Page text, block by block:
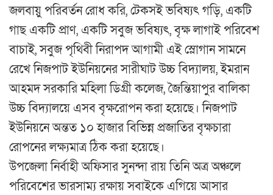
জলবায়ু পরিবর্তন রোধ করি, টেকসই ভবিষ্যৎ গড়ি, একটি
গাছ একটি প্রাণ, একটি সবুজ ভবিষ্যৎ, বৃক্ষ লাগাই পরিবেশ
বাচাই, সবুজ পৃথিবী নিরাপদ আগামী এই স্লোগান সামনে
রেখে নিজপাট ইউনিয়নের সারীঘাট উচ্চ বিদ্যালয়, ইমরান
আহমদ সরকারি মহিলা ডিগ্রী কলেজ, জৈন্তিয়াপুর বালিকা
উচ্চ বিদ্যালয়ে এসব বৃক্ষরোপন করা হয়েছে। নিজপাট
ইউনিয়নে অন্তত ১০ হাজার বিভিন্ন প্রজাতির বৃক্ষচারা
রোপনের লক্ষ্যমাত্র ঠিক করা হয়েছে।
উপজেলা নির্বাহী অফিসার সুনন্দা রায় তিনি অত্র অঞ্চলে
পরিবেশের ভারসাম্য রক্ষায় সবাইকে এগিয়ে আসার